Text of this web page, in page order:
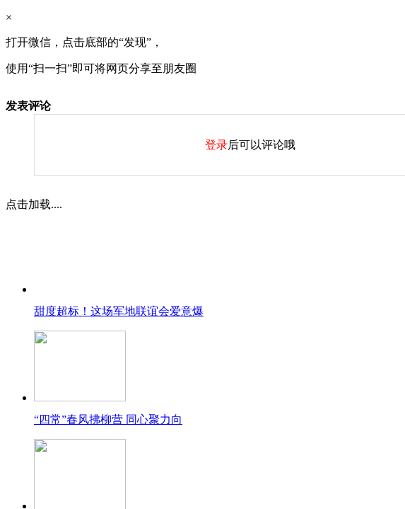
×
打开微信，点击底部的“发现”，
使用“扫一扫”即可将网页分享至朋友圈
发表评论
登录后可以评论哦
点击加载....
甜度超标！这场军地联谊会爱意爆
“四常”春风拂柳营 同心聚力向